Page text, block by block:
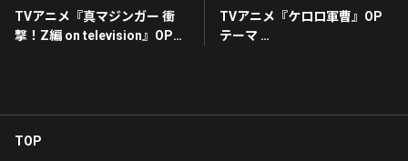
TVアニメ『真マジンガー 衝
撃！Z編 on television』OPテ
TVアニメ『ケロロ軍曹』OP
テーマ
TOP